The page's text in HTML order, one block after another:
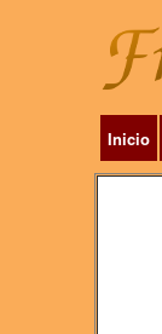
Inicio